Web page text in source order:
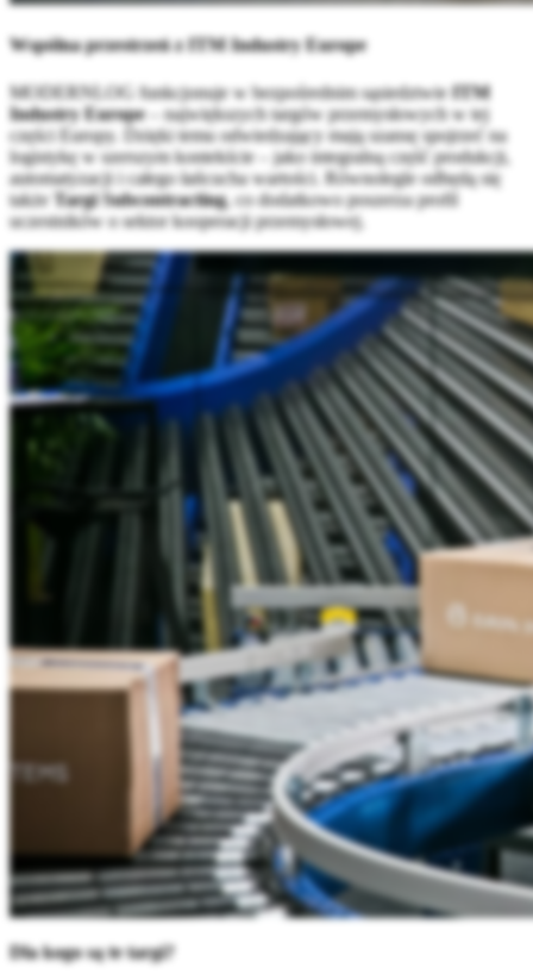
Wspólna przestrzeń z ITM Industry Europe
MODERNLOG funkcjonuje w bezpośrednim sąsiedztwieITM
Industry Europe– największych targów przemysłowych w tej
części Europy. Dzięki temu odwiedzający mają szansę spojrzeć na
logistykę w szerszym kontekście – jako integralną część produkcji,
automatyzacji i całego łańcucha wartości. Równolegle odbędą się
także Targi Subcontracting, co dodatkowo poszerza profil
uczestników o sektor kooperacji przemysłowej.
Dla kogo są te targi?